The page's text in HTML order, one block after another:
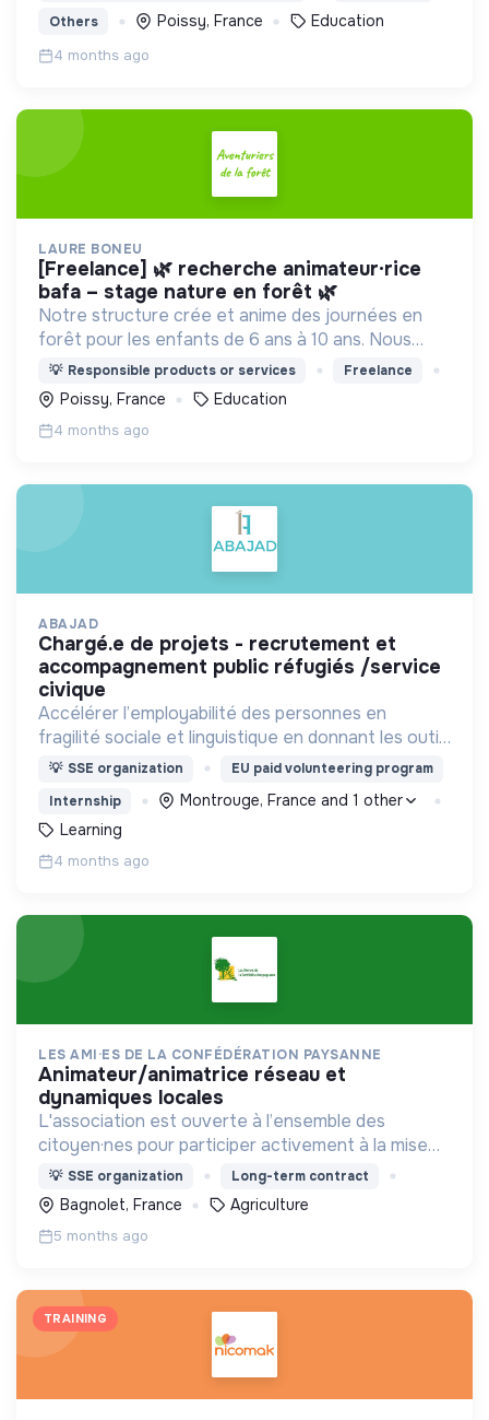
Others
Poissy, France Education
4 months ago
LAURE BONEU
[freelance] 🌿 recherche animateur·rice
bafa – stage nature en forêt 🌿
Notre structure crée et anime des journées en
forêt pour les enfants de 6 ans à 10 ans. Nous
proposons aux enfants des activités en lien avec
la nature et le softs skills.
💡 Responsible products or services Freelance
Poissy, France Education
4 months ago
ABAJAD
chargé.e de projets - recrutement et
accompagnement public réfugiés /service
civique
Accélérer l’employabilité des personnes en
fragilité sociale et linguistique en donnant les outils
de formation et en offrant un accompagnement,
💡 SSE organization
EU paid volunteering program
Internship
Montrouge, France and 1 other
Learning
4 months ago
LES AMI·ES DE LA CONFÉDÉRATION PAYSANNE
animateur/animatrice réseau et
dynamiques locales
L'association est ouverte à l’ensemble des
citoyen·nes pour participer activement à la mise
en place d’une agriculture paysanne,
respectueuse du vivant.
💡 SSE organization Long-term contract
Bagnolet, France Agriculture
5 months ago
TRAINING